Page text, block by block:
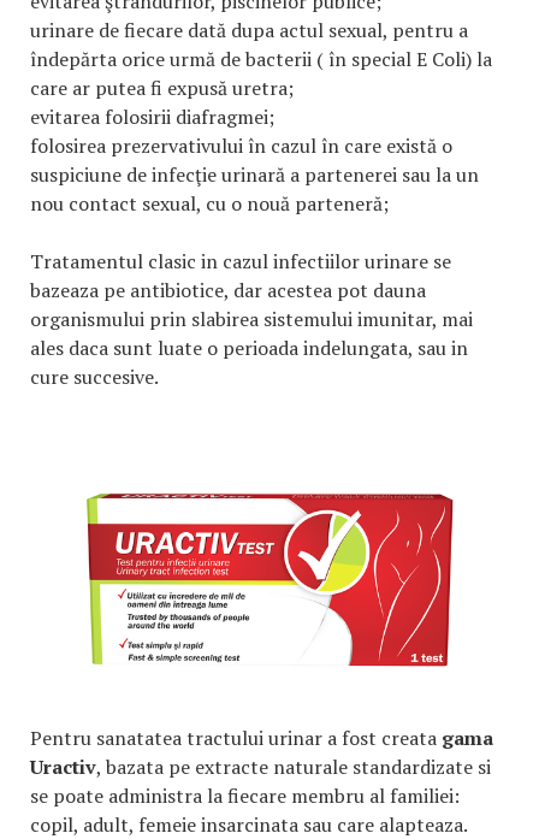
urinare de fiecare dată dupa actul sexual, pentru a
îndepărta orice urmă de bacterii ( în special E Coli) la
care ar putea fi expusă uretra;
evitarea folosirii diafragmei;
folosirea prezervativului în cazul în care există o
suspiciune de infecţie urinară a partenerei sau la un
nou contact sexual, cu o nouă parteneră;
Tratamentul clasic in cazul infectiilor urinare se
bazeaza pe antibiotice, dar acestea pot dauna
organismului prin slabirea sistemului imunitar, mai
ales daca sunt luate o perioada indelungata, sau in
cure succesive.
Pentru sanatatea tractului urinar a fost creata gama
Uractiv, bazata pe extracte naturale standardizate si
se poate administra la fiecare membru al familiei:
copil, adult, femeie insarcinata sau care alapteaza.